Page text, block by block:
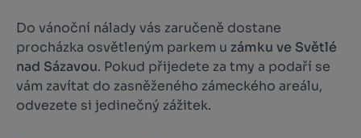
Do vánoční nálady vás zaručeně dostane
procházka osvětleným parkem u zámku ve Světlé
nad Sázavou. Pokud přijedete za tmy a podaří se
vám zavítat do zasněženého zámeckého areálu,
odvezete si jedinečný zážitek.